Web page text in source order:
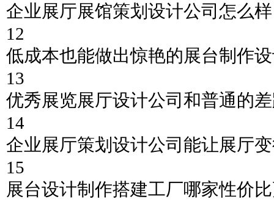
企业展厅展馆策划设计公司怎么
12
低成本也能做出惊艳的展台制作
13
优秀展览展厅设计公司和普通的
14
企业展厅策划设计公司能让展厅
15
展台设计制作搭建工厂哪家性价